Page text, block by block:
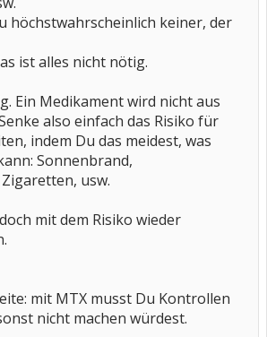
höchstwahrscheinlich keiner, der
ist alles nicht nötig.
Ein Medikament wird nicht aus
also einfach das Risiko für
indem Du das meidest, was
Sonnenbrand,
usw.
mit dem Risiko wieder
mit MTX musst Du Kontrollen
nicht machen würdest.